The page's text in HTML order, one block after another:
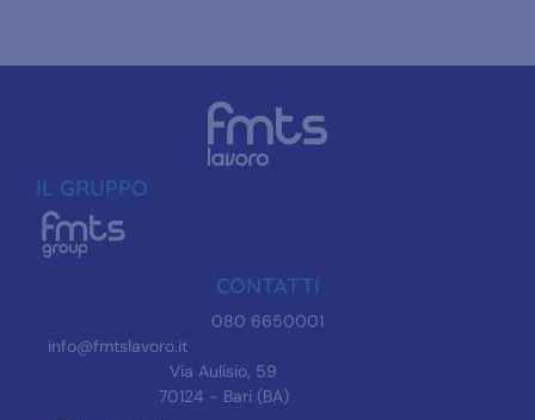
IL GRUPPO
CONTATTI
080 6650001
info@fmtslavoro.it
Via Aulisio, 59
70124 - Bari (BA)